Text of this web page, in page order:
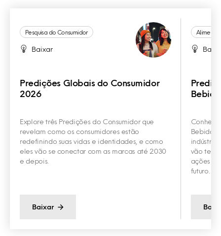
Pesquisa do Consumidor
Baixar
Predições Globais do Consumidor
2026
Explore três Predições do Consumidor que
revelam como os consumidores estão
redefinindo suas vidas e identidades, e como
eles vão se conectar com as marcas até 2030
e depois.
Baixar
Bebidas
indústria
vão te
ações
futuro.